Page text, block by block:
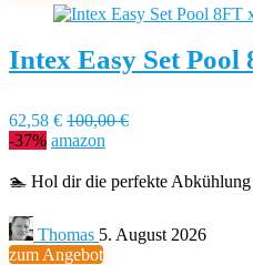
Intex Easy Set
62,58 € 100,00 €
-37% amazon
🏊 Hol dir die perfekte
Thomas 5. August 2026
zum Angebot